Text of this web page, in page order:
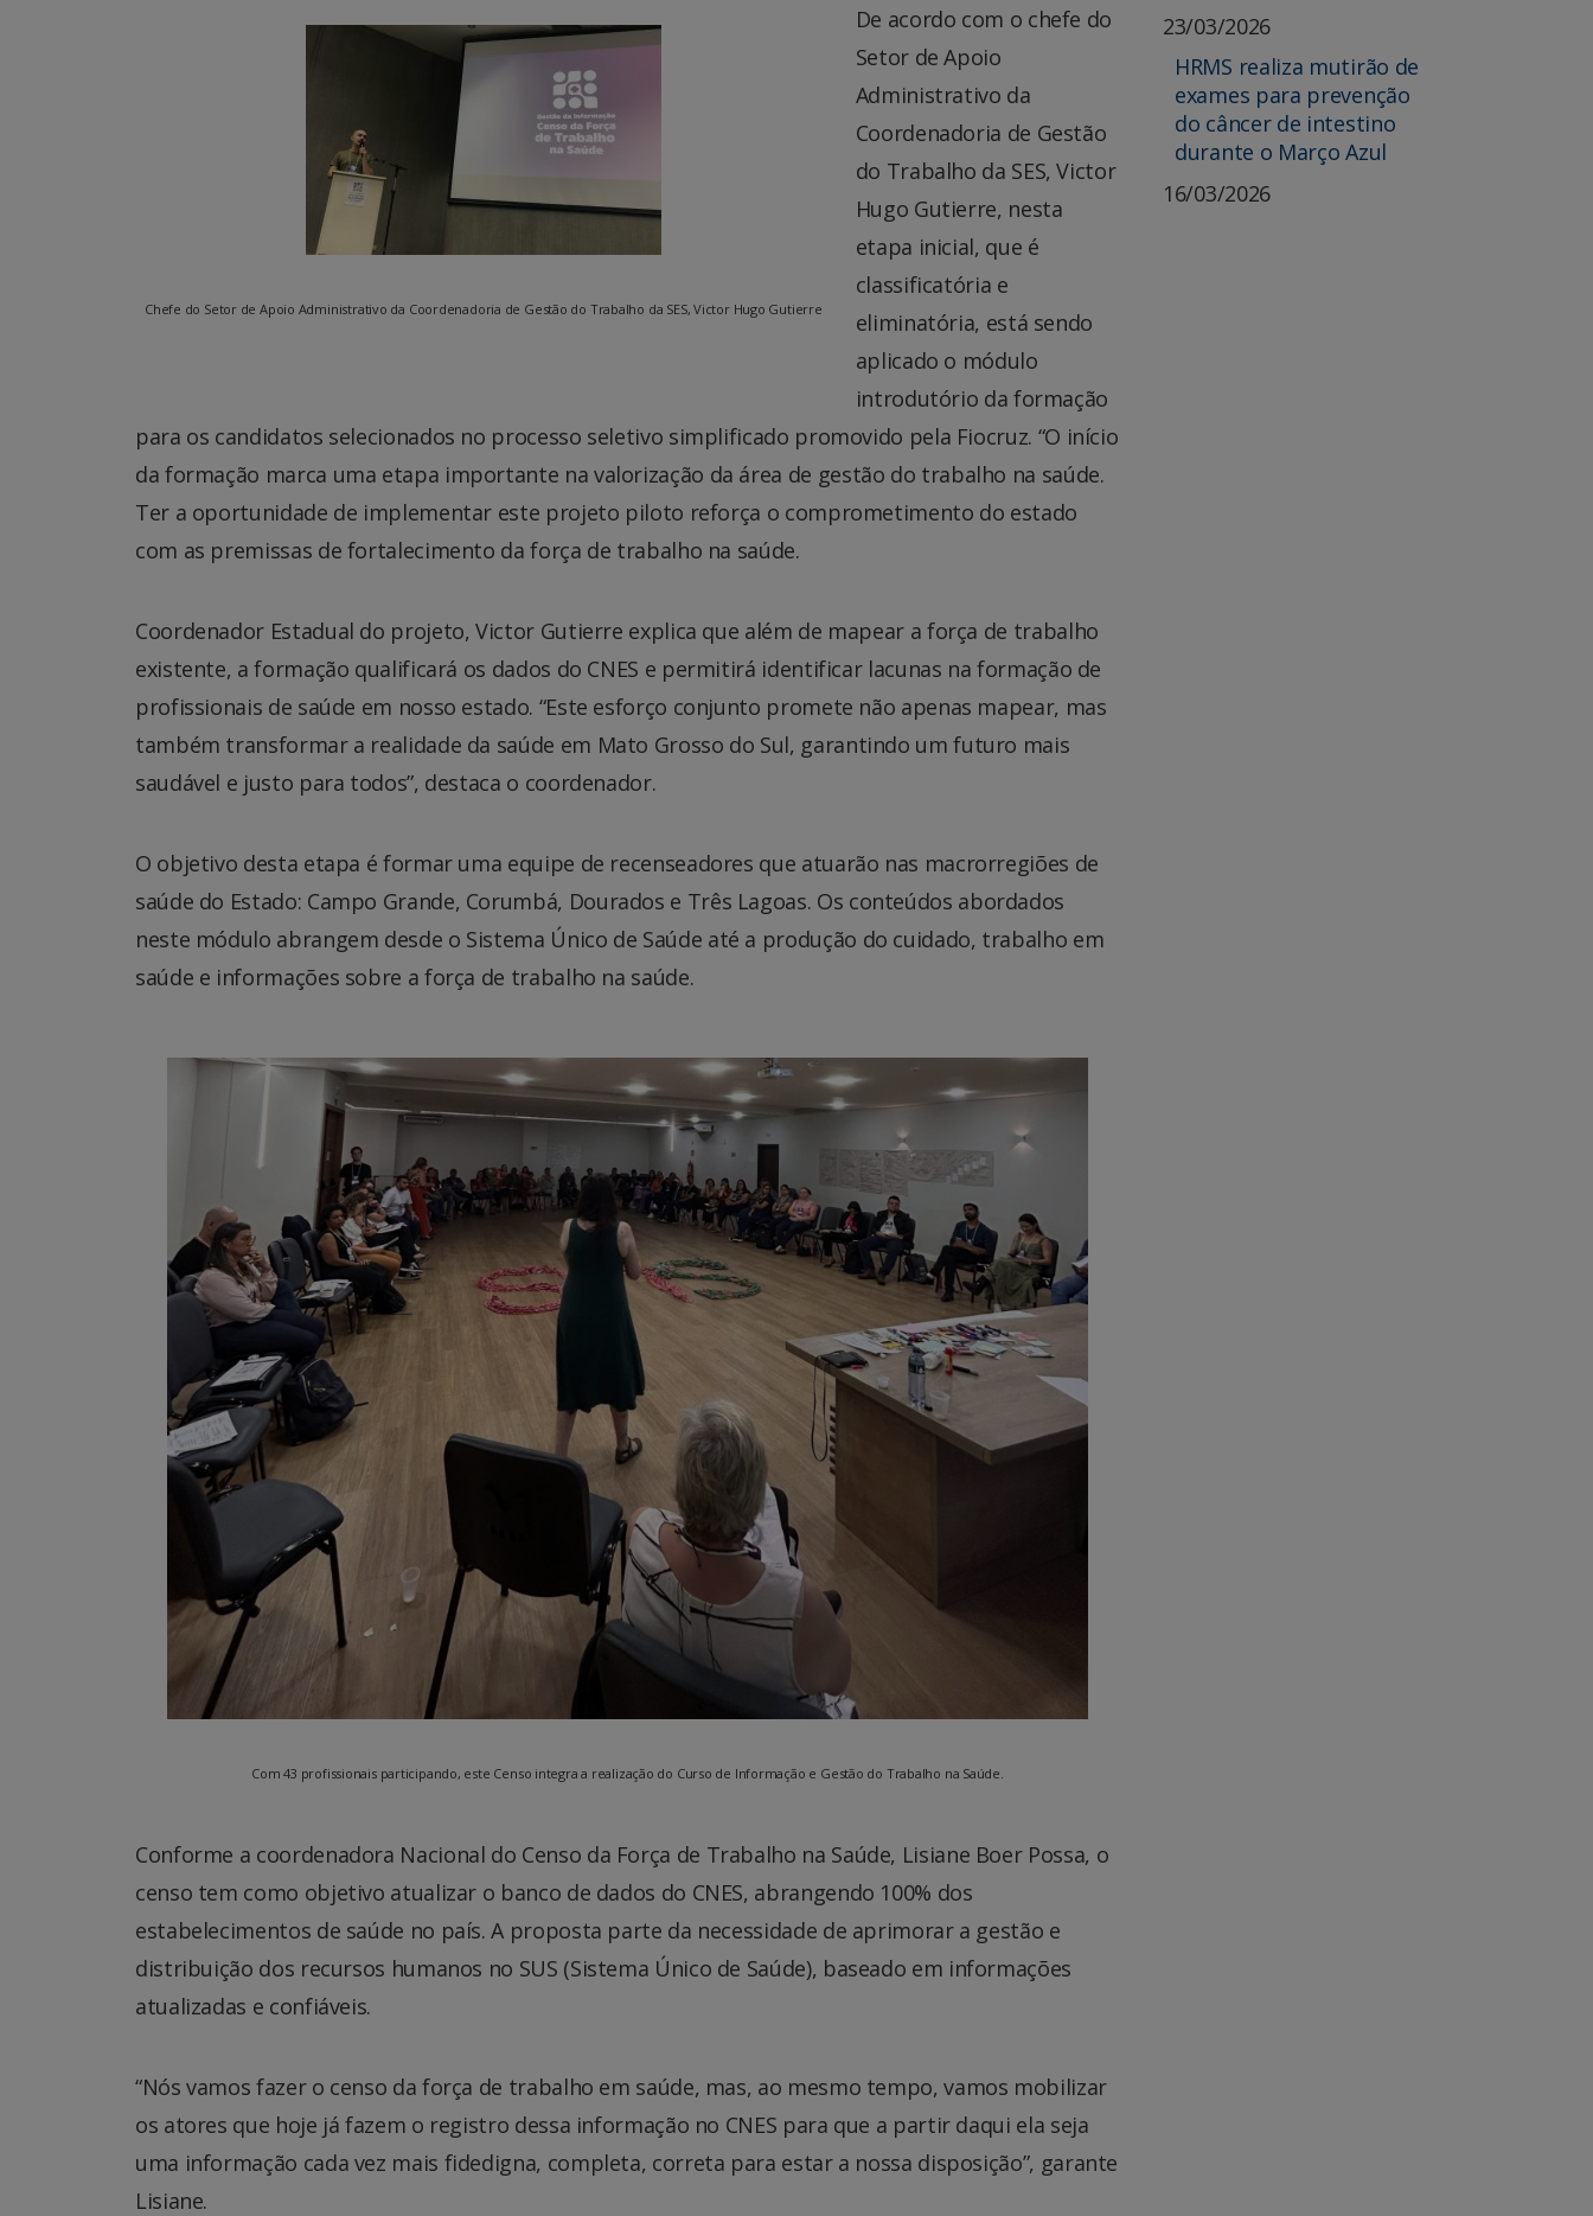
Chefe do Setor de Apoio Administrativo da Coordenadoria de Gestão do Trabalho da SES, Victor Hugo Gutierre
De acordo com o chefe do
Setor de Apoio
Administrativo da
Coordenadoria de Gestão
do Trabalho da SES, Victor
Hugo Gutierre, nesta
etapa inicial, que é
classificatória e
eliminatória, está sendo
aplicado o módulo
introdutório da formação
para os candidatos selecionados no processo seletivo simplificado promovido pela Fiocruz. “O início
da formação marca uma etapa importante na valorização da área de gestão do trabalho na saúde.
Ter a oportunidade de implementar este projeto piloto reforça o comprometimento do estado
com as premissas de fortalecimento da força de trabalho na saúde.
Coordenador Estadual do projeto, Victor Gutierre explica que além de mapear a força de trabalho
existente, a formação qualificará os dados do CNES e permitirá identificar lacunas na formação de
profissionais de saúde em nosso estado. “Este esforço conjunto promete não apenas mapear, mas
também transformar a realidade da saúde em Mato Grosso do Sul, garantindo um futuro mais
saudável e justo para todos”, destaca o coordenador.
O objetivo desta etapa é formar uma equipe de recenseadores que atuarão nas macrorregiões de
saúde do Estado: Campo Grande, Corumbá, Dourados e Três Lagoas. Os conteúdos abordados
neste módulo abrangem desde o Sistema Único de Saúde até a produção do cuidado, trabalho em
saúde e informações sobre a força de trabalho na saúde.
Com 43 profissionais participando, este Censo integra a realização do Curso de Informação e Gestão do Trabalho na Saúde.
Conforme a coordenadora Nacional do Censo da Força de Trabalho na Saúde, Lisiane Boer Possa, o
censo tem como objetivo atualizar o banco de dados do CNES, abrangendo 100% dos
estabelecimentos de saúde no país. A proposta parte da necessidade de aprimorar a gestão e
distribuição dos recursos humanos no SUS (Sistema Único de Saúde), baseado em informações
atualizadas e confiáveis.
“Nós vamos fazer o censo da força de trabalho em saúde, mas, ao mesmo tempo, vamos mobilizar
os atores que hoje já fazem o registro dessa informação no CNES para que a partir daqui ela seja
uma informação cada vez mais fidedigna, completa, correta para estar a nossa disposição”, garante
Lisiane.
23/03/2026
HRMS realiza mutirão de
exames para prevenção
do câncer de intestino
durante o Março Azul
16/03/2026